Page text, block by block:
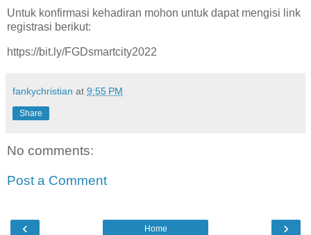
Untuk konfirmasi kehadiran mohon untuk dapat mengisi link
registrasi berikut:
https://bit.ly/FGDsmartcity2022
fankychristian at 9:55 PM
Share
No comments:
Post a Comment
‹ ›
Home